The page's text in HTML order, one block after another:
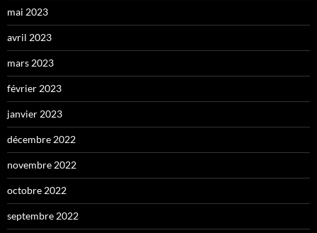
mai 2023
avril 2023
mars 2023
février 2023
janvier 2023
décembre 2022
novembre 2022
octobre 2022
septembre 2022